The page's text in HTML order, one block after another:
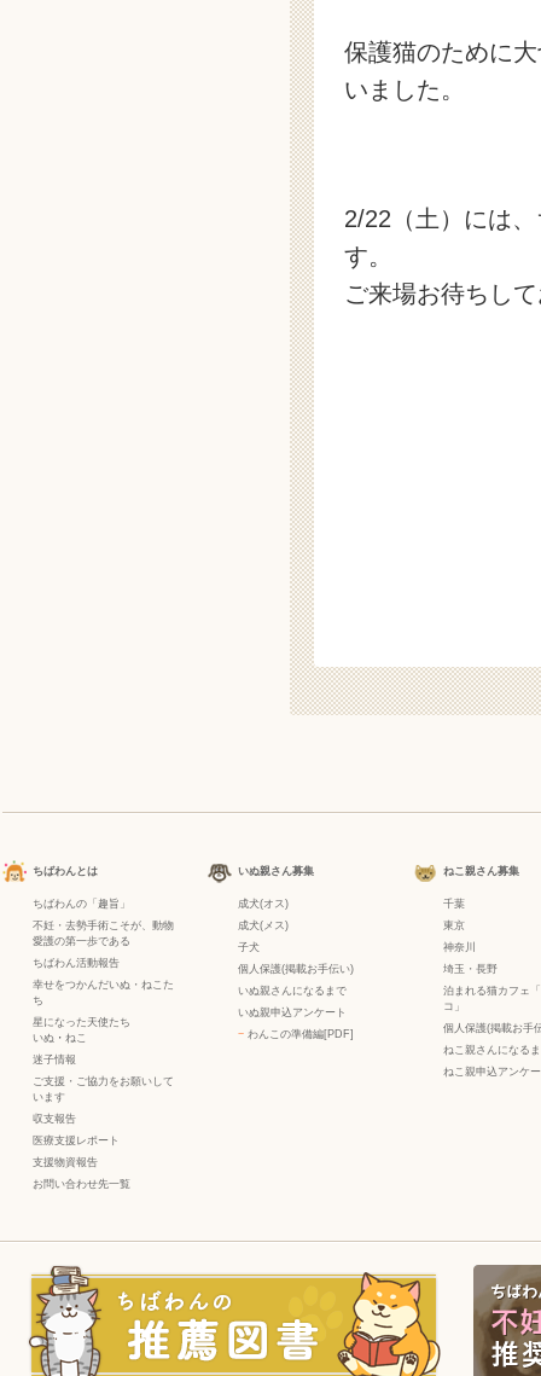
保護猫のために
いました。
2/22（土）には
す。
ご来場お待ちし
ちばわんとは
ちばわんの「趣旨」
不妊・去勢手術こそが、動物
愛護の第一歩である
ちばわん活動報告
幸せをつかんだいぬ・ねこた
ち
星になった天使たち
いぬ ・ ねこ
迷子情報
ご支援・ご協力をお願いして
います
収支報告
医療支援レポート
支援物資報告
お問い合わせ先一覧
いぬ親さん募集
成犬(オス)
成犬(メス)
子犬
個人保護(掲載お手伝い)
いぬ親さんになるまで
いぬ親申込アンケート
− わんこの準備編[PDF]
ねこ親さん募集
千葉
東京
神奈川
埼玉・長野
泊まれる猫カフェ
コ」
個人保護(掲載お手
ねこ親さんになる
ねこ親申込アンケ